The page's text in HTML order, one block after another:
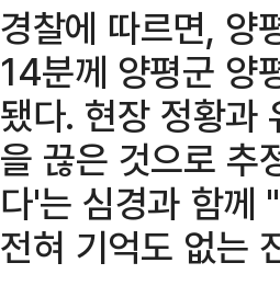
경찰에 따르면, 양
14분께 양평군 양
됐다. 현장 정황과
을 끊은 것으로 추
다'는 심경과 함께
전혀 기억도 없는